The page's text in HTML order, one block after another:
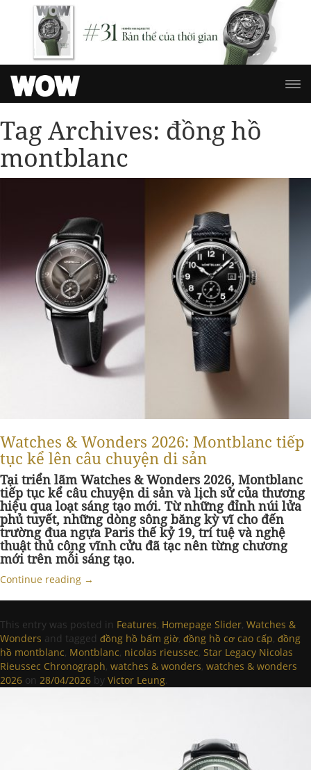
Tag Archives: đồng hồ
montblanc
Watches & Wonders 2026: Montblanc tiếp
tục kể lên câu chuyện di sản
Tại triển lãm Watches & Wonders 2026, Montblanc
tiếp tục kể câu chuyện di sản và lịch sử của thương
hiệu qua loạt sáng tạo mới. Từ những đỉnh núi lửa
phủ tuyết, những dòng sông băng kỳ vĩ cho đến
trường đua ngựa Paris thế kỷ 19, trí tuệ và nghệ
thuật thủ công vĩnh cửu đã tạc nên từng chương
mới trên mỗi sáng tạo.
Continue reading →
This entry was posted in Features, Homepage Slider, Watches &
Wonders and tagged đồng hồ bấm giờ, đồng hồ cơ cao cấp, đồng
hồ montblanc, Montblanc, nicolas rieussec, Star Legacy Nicolas
Rieussec Chronograph, watches & wonders, watches & wonders
2026 on 28/04/2026 by Victor Leung.